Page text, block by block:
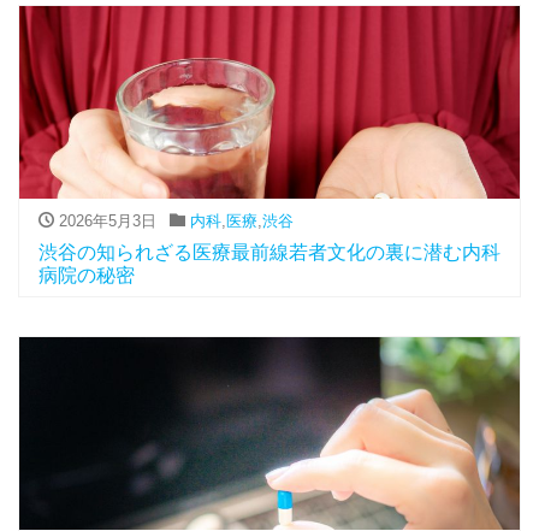
2026年5月3日 内科, 医療, 渋谷
渋谷の知られざる医療最前線若者文化の裏に潜む内科
病院の秘密